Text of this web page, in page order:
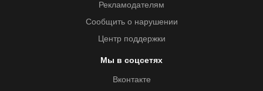
Рекламодателям
Сообщить о нарушении
Центр поддержки
Мы в соцсетях
Вконтакте